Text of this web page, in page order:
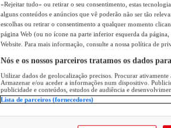
«Rejeitar tudo» ou retirar o seu consentimento, estas
alguns conteúdos e anúncios que vê poderão não ser tão
escolhas ou retirar o consentimento a qualquer momento
página Web (ou no ícone na parte inferior esquerda da página,
Website. Para mais informação, consulte a nossa política de
Nós e os nossos parceiros tratamos os dados
Utilizar dados de geolocalização precisos. Procurar
Armazenar e/ou aceder a informações num dispositivo.
publicidade e conteúdos, estudos de audiência e
Lista de parceiros (fornecedores)